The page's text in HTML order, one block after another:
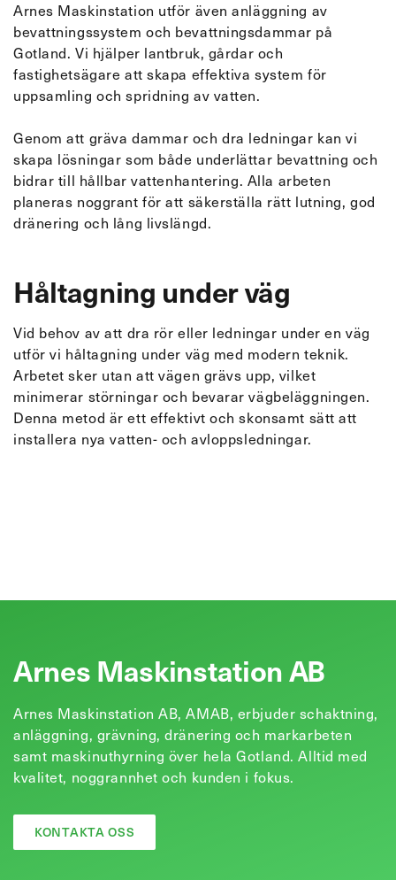
Arnes Maskinstation utför även anläggning av
bevattningssystem och bevattningsdammar på
Gotland. Vi hjälper lantbruk, gårdar och
fastighetsägare att skapa effektiva system för
uppsamling och spridning av vatten.
Genom att gräva dammar och dra ledningar kan vi
skapa lösningar som både underlättar bevattning och
bidrar till hållbar vattenhantering. Alla arbeten
planeras noggrant för att säkerställa rätt lutning, god
dränering och lång livslängd.
Håltagning under väg
Vid behov av att dra rör eller ledningar under en väg
utför vi håltagning under väg med modern teknik.
Arbetet sker utan att vägen grävs upp, vilket
minimerar störningar och bevarar vägbeläggningen.
Denna metod är ett effektivt och skonsamt sätt att
installera nya vatten- och avloppsledningar.
Arnes Maskinstation AB
Arnes Maskinstation AB, AMAB, erbjuder schaktning,
anläggning, grävning, dränering och markarbeten
samt maskinuthyrning över hela Gotland. Alltid med
kvalitet, noggrannhet och kunden i fokus.
KONTAKTA OSS